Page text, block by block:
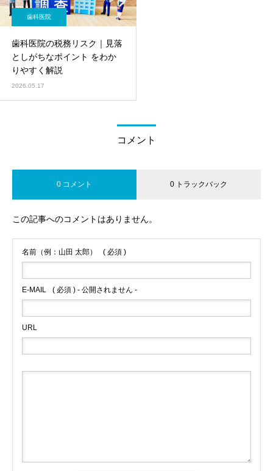
歯科医院
歯科医院の税務リスク｜見落
としがちなポイント をわか
りやすく解説
2026.05.17
コメント
0 コメント 0 トラックバック
この記事へのコメントはありません。
名前（例：山田 太郎） ( 必須 )
E-MAIL ( 必須 ) - 公開されません -
URL